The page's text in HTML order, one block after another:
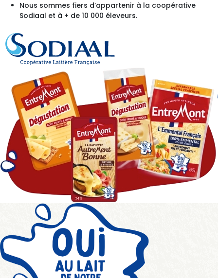
Nous sommes fiers d’appartenir à la coopérative
Sodiaal et à + de 10 000 éleveurs.